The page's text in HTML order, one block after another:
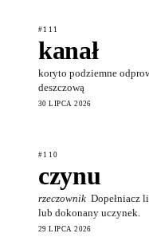
#111
kanał
koryto podziemne
deszczową
30 LIPCA 2026
#110
czynu
rzeczownik Dopełniacz
lub dokonany uczynek.
29 LIPCA 2026